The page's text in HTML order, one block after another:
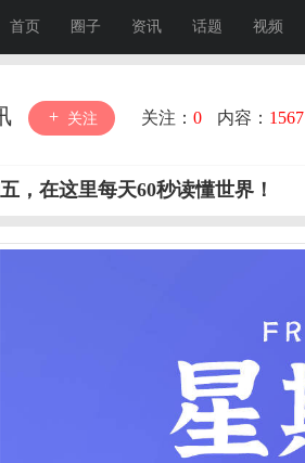
首页 圈子 资讯 话题 视频
关注 关注： 0 内容： 1567
，在这里每天60秒读懂世界！